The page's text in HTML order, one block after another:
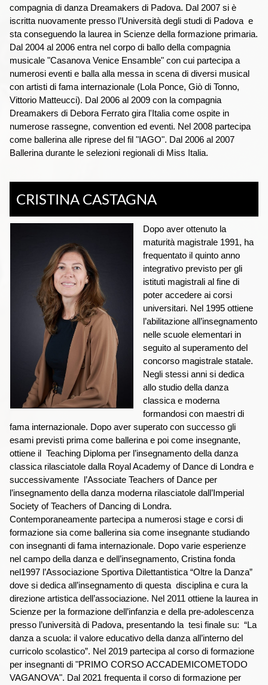
compagnia di danza Dreamakers di Padova. Dal 2007 si è
iscritta nuovamente presso l’Università degli studi di Padova e
sta conseguendo la laurea in Scienze della formazione primaria.
Dal 2004 al 2006 entra nel corpo di ballo della compagnia
musicale "Casanova Venice Ensamble" con cui partecipa a
numerosi eventi e balla alla messa in scena di diversi musical
con artisti di fama internazionale (Lola Ponce, Giò di Tonno,
Vittorio Matteucci). Dal 2006 al 2009 con la compagnia
Dreamakers di Debora Ferrato gira l'Italia come ospite in
numerose rassegne, convention ed eventi. Nel 2008 partecipa
come ballerina alle riprese del fil "IAGO". Dal 2006 al 2007
Ballerina durante le selezioni regionali di Miss Italia.
CRISTINA CASTAGNA
Dopo aver ottenuto la
maturità magistrale 1991, ha
frequentato il quinto anno
integrativo previsto per gli
istituti magistrali al fine di
poter accedere ai corsi
universitari. Nel 1995 ottiene
l’abilitazione all’insegnamento
nelle scuole elementari in
seguito al superamento del
concorso magistrale statale.
Negli stessi anni si dedica
allo studio della danza
classica e moderna
formandosi con maestri di
fama internazionale. Dopo aver superato con successo gli
esami previsti prima come ballerina e poi come insegnante,
ottiene il Teaching Diploma per l’insegnamento della danza
classica rilasciatole dalla Royal Academy of Dance di Londra e
successivamente l’Associate Teachers of Dance per
l’insegnamento della danza moderna rilasciatole dall’Imperial
Society of Teachers of Dancing di Londra.
Contemporaneamente partecipa a numerosi stage e corsi di
formazione sia come ballerina sia come insegnante studiando
con insegnanti di fama internazionale. Dopo varie esperienze
nel campo della danza e dell’insegnamento, Cristina fonda
nel1997 l’Associazione Sportiva Dilettantistica “Oltre la Danza”
dove si dedica all’insegnamento di questa disciplina e cura la
direzione artistica dell’associazione. Nel 2011 ottiene la laurea in
Scienze per la formazione dell’infanzia e della pre-adolescenza
presso l’università di Padova, presentando la tesi finale su: “La
danza a scuola: il valore educativo della danza all’interno del
curricolo scolastico”. Nel 2019 partecipa al corso di formazione
per insegnanti di "PRIMO CORSO ACCADEMICOMETODO
VAGANOVA". Dal 2021 frequenta il corso di formazione per